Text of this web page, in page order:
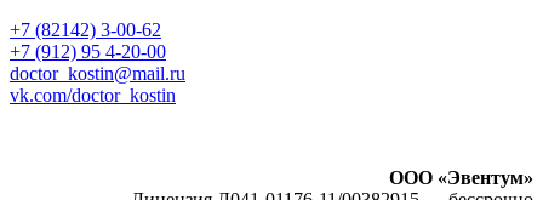
+7 (82142) 3-00-62
+7 (912) 95 4-20-00
doctor_kostin@mail.ru
vk.com/doctor_kostin
ООО «Эвентум»